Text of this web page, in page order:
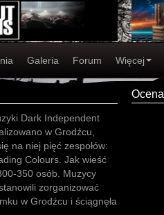
Galeria Forum Więcej
Dark Independent
w Grodźcu,
na niej pięć zespołów:
Colours. Jak wieść
350 osób. Muzycy
zorganizować
w Grodźcu i ściągnęła
Ocena